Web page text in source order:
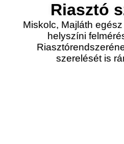
Riasztó
Miskolc, Majláth
helyszíni
szerelését is